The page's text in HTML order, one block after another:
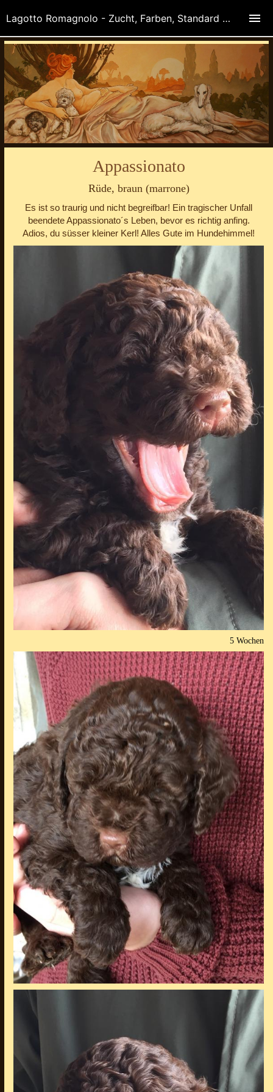
Appassionato
Rüde, braun (marrone)
Es ist so traurig und nicht begreifbar! Ein tragischer Unfall
beendete Appassionato´s Leben, bevor es richtig anfing.
Adios, du süsser kleiner Kerl! Alles Gute im Hundehimmel!
5 Wochen
Lagotto Romagnolo - Zucht, Farben, Standard und Anatomie der Italienischen Trüffelhunde